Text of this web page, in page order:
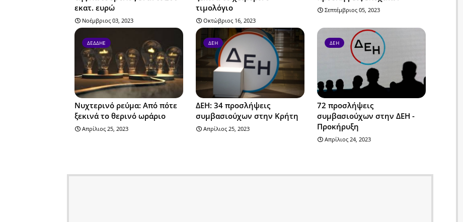
εκατ. ευρώ
Νοέμβριος 03, 2023
τιμολόγιο
Οκτώβριος 16, 2023
Σεπτέμβριος 05, 2023
ΔΕΔΔΗΕ
Νυχτερινό ρεύμα: Από πότε
ξεκινά το θερινό ωράριο
Απρίλιος 25, 2023
ΔΕΗ
ΔΕΗ: 34 προσλήψεις
συμβασιούχων στην Κρήτη
Απρίλιος 25, 2023
ΔΕΗ
72 προσλήψεις
συμβασιούχων στην ΔΕΗ -
Προκήρυξη
Απρίλιος 24, 2023